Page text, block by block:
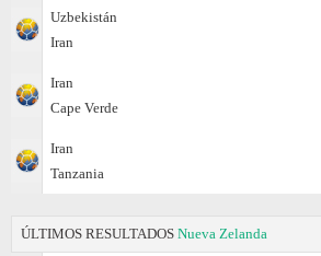
Uzbekistán
Iran
Iran
Cape Verde
Iran
Tanzania
ÚLTIMOS RESULTADOS Nueva Zelanda